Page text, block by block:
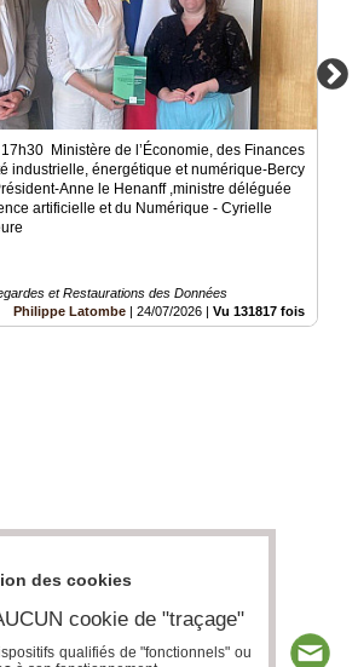
Ministère de l’Économie, des Finances
industrielle, énergétique et numérique-Bercy
Anne le Henanff ,ministre déléguée
artificielle et du Numérique - Cyrielle
et Restaurations des Données
Philippe Latombe
24/07/2026 Vu 131817 fois
des cookies
cookie de "traçage"
qualifiés de "fonctionnels" ou